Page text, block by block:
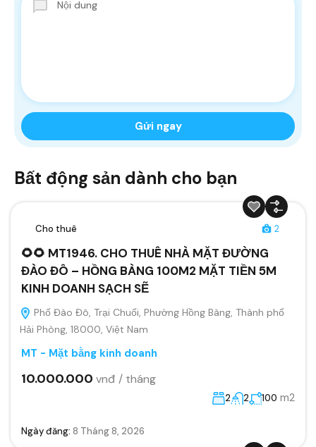
Bất động sản dành cho bạn
Cho thuê 2
🌻🌻 MT1946. CHO THUÊ NHÀ MẶT ĐƯỜNG
ĐÀO ĐÔ – HỒNG BÀNG 100M2 MẶT TIỀN 5M
KINH DOANH SẠCH SẼ
Phố Đào Đô, Trại Chuối, Phường Hồng Bàng, Thành phố
Hải Phòng, 18000, Việt Nam
MT - Mặt bằng kinh doanh
10.000.000 vnđ / tháng
2 2 100 m2
Ngày đăng: 8 Tháng 8, 2026